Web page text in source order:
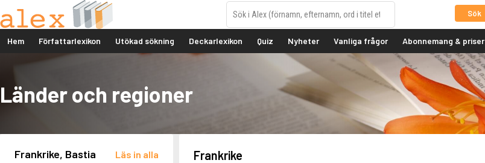
Sök
Hem Författarlexikon Utökad sökning Deckarlexikon Quiz Nyheter Vanliga frågor Abonnemang & priser
Länder och regioner
Frankrike, Bastia Läs in alla Frankrike